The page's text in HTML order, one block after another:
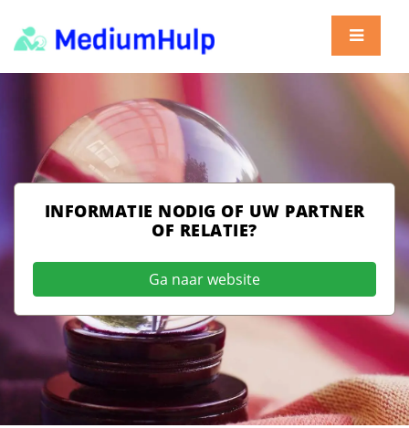
INFORMATIE NODIG OF UW PARTNER
OF RELATIE?
Ga naar website